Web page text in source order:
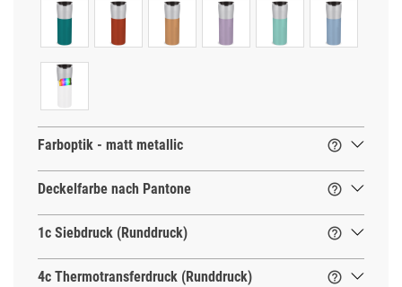

Farboptik - matt metallic

Deckelfarbe nach Pantone

1c Siebdruck (Runddruck)

4c Thermotransferdruck (Runddruck)